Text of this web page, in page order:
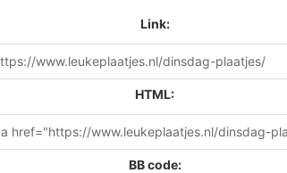
Link:
HTML:
BB code: